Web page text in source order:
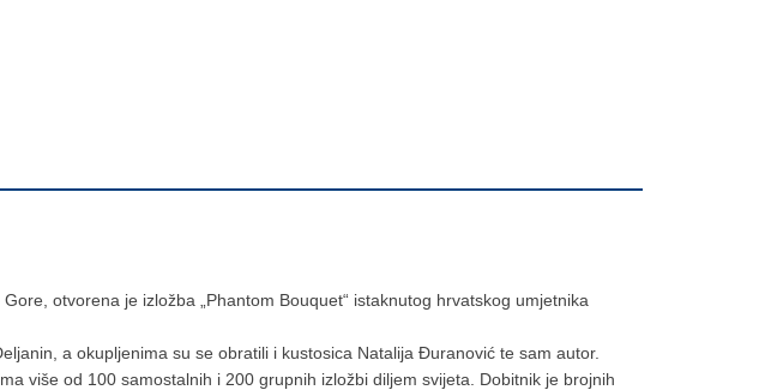
otvorena je izložba „Phantom Bouquet“ istaknutog hrvatskog umjetnika
a okupljenima su se obratili i kustosica Natalija Đuranović te sam autor.
više od 100 samostalnih i 200 grupnih izložbi diljem svijeta. Dobitnik je brojnih